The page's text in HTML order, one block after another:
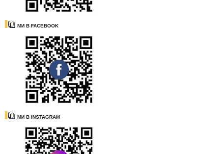
МИ В FACEBOOK
МИ В INSTAGRAM